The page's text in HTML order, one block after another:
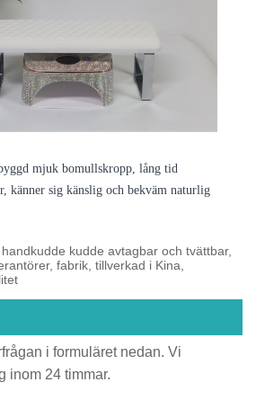
mjuk bomullskropp, lång tid
känner sig känslig och bekväm naturlig
kudde avtagbar och tvättbar,
fabrik, tillverkad i Kina,
i formuläret nedan. Vi
inom 24 timmar.